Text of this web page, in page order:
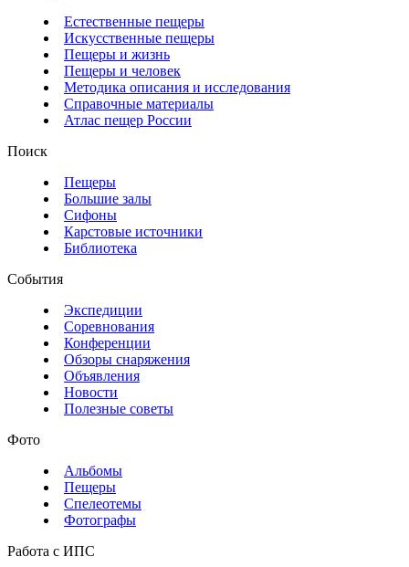
Естественные пещеры
Искусственные пещеры
Пещеры и жизнь
Пещеры и человек
Методика описания и исследования
Справочные материалы
Атлас пещер России
Поиск
Пещеры
Большие залы
Сифоны
Карстовые источники
Библиотека
События
Экспедиции
Соревнования
Конференции
Обзоры снаряжения
Объявления
Новости
Полезные советы
Фото
Альбомы
Пещеры
Спелеотемы
Фотографы
Работа с ИПС